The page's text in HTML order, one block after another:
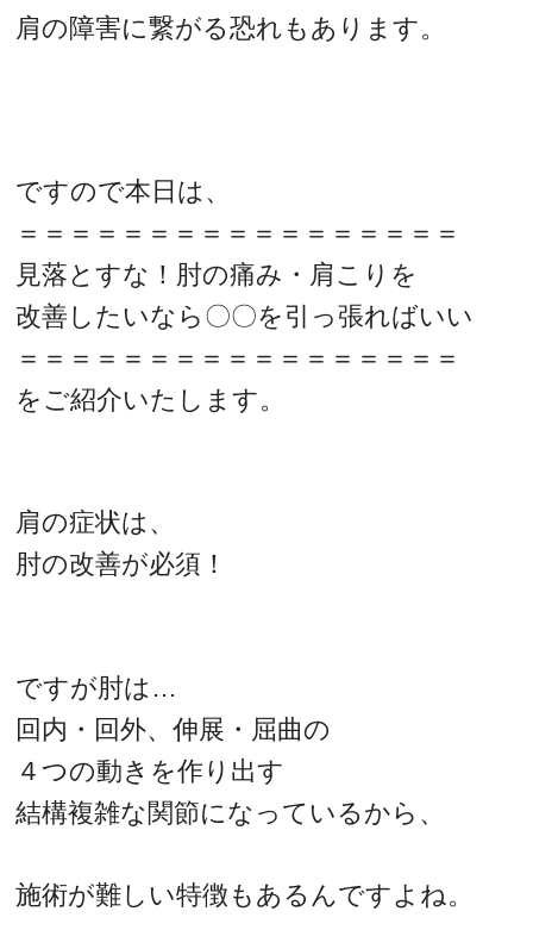
肩の障害に繋がる恐れもあります。
ですので本日は、
＝＝＝＝＝＝＝＝＝＝＝＝＝＝＝＝＝
見落とすな！肘の痛み・肩こりを
改善したいなら〇〇を引っ張ればいい
＝＝＝＝＝＝＝＝＝＝＝＝＝＝＝＝＝
をご紹介いたします。
肩の症状は、
肘の改善が必須！
ですが肘は…
回内・回外、伸展・屈曲の
４つの動きを作り出す
結構複雑な関節になっているから、
施術が難しい特徴もあるんですよね。